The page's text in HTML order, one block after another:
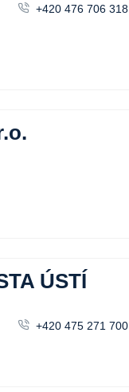
+420 476 706 318
ÚSTÍ
+420 475 271 700